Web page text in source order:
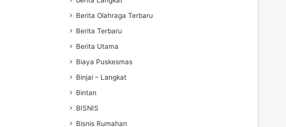
Berita Olahraga Terbaru
Berita Terbaru
Berita Utama
Biaya Puskesmas
Binjai – Langkat
Bintan
BISNIS
Bisnis Rumahan